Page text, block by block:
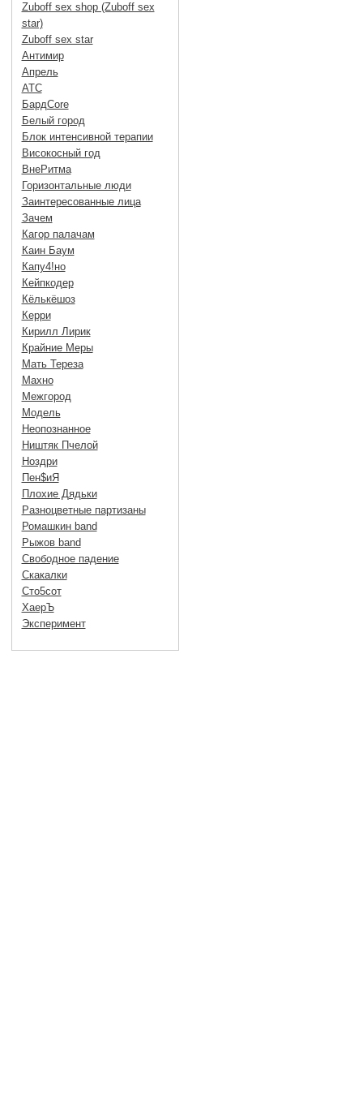
Zuboff sex shop (Zuboff sex
star)
Zuboff sex star
Антимир
Апрель
АТС
БардCore
Белый город
Блок интенсивной терапии
Високосный год
ВнеРитма
Горизонтальные люди
Заинтересованные лица
Зачем
Кагор палачам
Каин Баум
Капу4!но
Кейпкодер
Кёлькёшоз
Керри
Кирилл Лирик
Крайние Меры
Мать Тереза
Махно
Межгород
Модель
Неопознанное
Ништяк Пчелой
Ноздри
Пен$иЯ
Плохие Дядьки
Разноцветные партизаны
Ромашкин band
Рыжов band
Свободное падение
Скакалки
Сто5сот
ХаерЪ
Эксперимент